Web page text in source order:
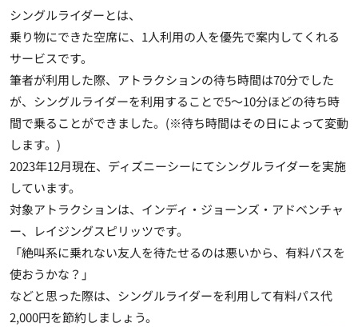
シングルライダーとは、
乗り物にできた空席に、1人利用の人を優先で案内してくれる
サービスです。
筆者が利用した際、アトラクションの待ち時間は70分でした
が、シングルライダーを利用することで5～10分ほどの待ち時
間で乗ることができました。(※待ち時間はその日によって変動
します。)
2023年12月現在、ディズニーシーにてシングルライダーを実施
しています。
対象アトラクションは、インディ・ジョーンズ・アドベンチャ
ー、レイジングスピリッツです。
「絶叫系に乗れない友人を待たせるのは悪いから、有料パスを
使おうかな？」
などと思った際は、シングルライダーを利用して有料パス代
2,000円を節約しましょう。